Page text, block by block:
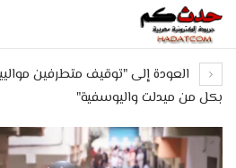
العودة إلى "توقيف متطرفين
بكل من ميدلت واليوسفية"